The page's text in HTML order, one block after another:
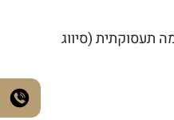
תעסוקתית (סיווג